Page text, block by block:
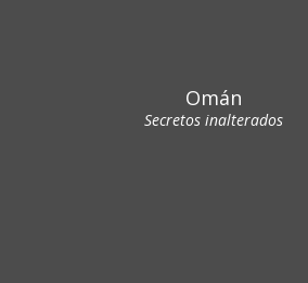
Omán
Secretos inalterados